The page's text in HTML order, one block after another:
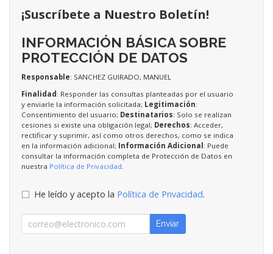
¡Suscríbete a Nuestro Boletín!
INFORMACIÓN BÁSICA SOBRE
PROTECCIÓN DE DATOS
Responsable: SANCHEZ GUIRADO, MANUEL
Finalidad: Responder las consultas planteadas por el usuario
y enviarle la información solicitada; Legitimación:
Consentimiento del usuario; Destinatarios: Solo se realizan
cesiones si existe una obligación legal; Derechos: Acceder,
rectificar y suprimir, así como otros derechos, como se indica
en la información adicional; Información Adicional: Puede
consultar la información completa de Protección de Datos en
nuestra Política de Privacidad
He leído y acepto la Política de Privacidad.
Enviar